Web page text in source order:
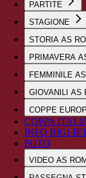
PARTITE
STAGIONE
STORIA AS
PRIMAVERA
FEMMINILE
GIOVANILI AS
COPPE
COPPA
INFO
FOTO
VIDEO AS